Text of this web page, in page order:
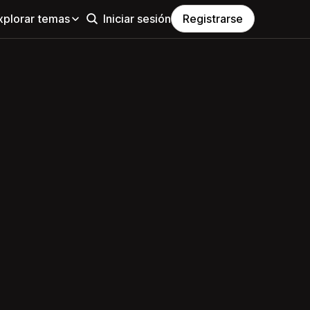
temas Iniciar sesión Registrarse